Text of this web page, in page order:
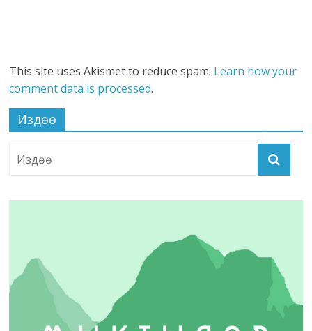
This site uses Akismet to reduce spam. Learn how your
comment data is processed.
Издөө